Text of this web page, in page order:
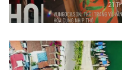
21